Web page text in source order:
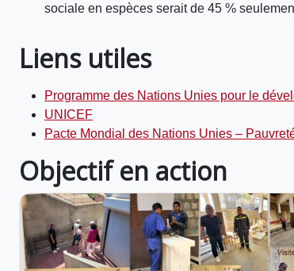
sociale en espèces serait de 45 %
Liens utiles
Programme des Nations Unies pour le
UNICEF
Pacte Mondial des Nations Unies –
Objectif en action